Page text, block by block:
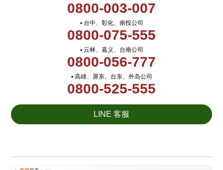
0800-003-007
▪ 台中、彰化、南投公司
0800-075-555
▪ 云林、嘉义、台南公司
0800-056-777
▪ 高雄、屏东、台东、外岛公司
0800-525-555
LINE 客服